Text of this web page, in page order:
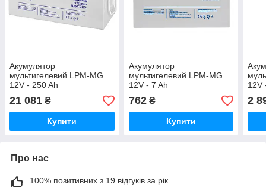
Акумулятор
мультигелевий LPM-MG
12V - 250 Ah
21 081 ₴
Купити
Акумулятор
мультигелевий LPM-MG
12V - 7 Ah
762₴
Купити
12V
2
Про нас
100% позитивних з 19 відгуків за рік